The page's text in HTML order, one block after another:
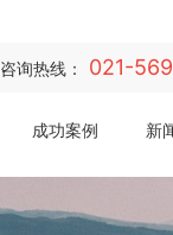
咨询热线： 021-
成功案例 新